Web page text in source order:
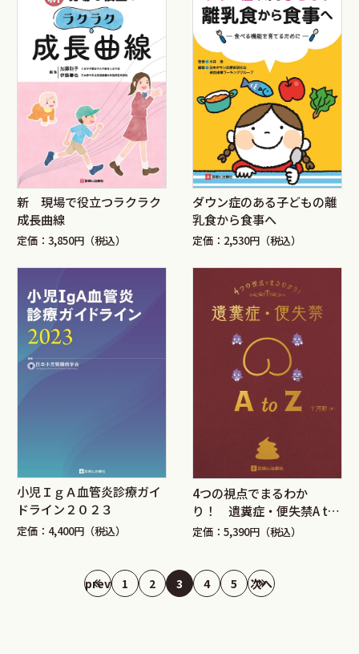
新 現場で役立つラクラク
成長曲線
定価：3,850円（税込）
ダウン症のある子どもの離
乳食から食事へ
定価：2,530円（税込）
小児ＩｇＡ血管炎診療ガイ
ドライン２０２３
定価：4,400円（税込）
4つの視点でまるわか
り！ 遺糞症・便失禁A to
Z
定価：5,390円（税込）
prev 1 2 3 4 5 次へ